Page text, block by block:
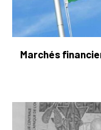
Marchés